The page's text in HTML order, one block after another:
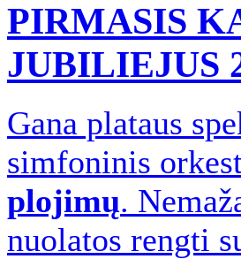
PIRMASIS
JUBILIEJUS
Gana plataus
simfoninis
plojimų.
nuolatos rengti